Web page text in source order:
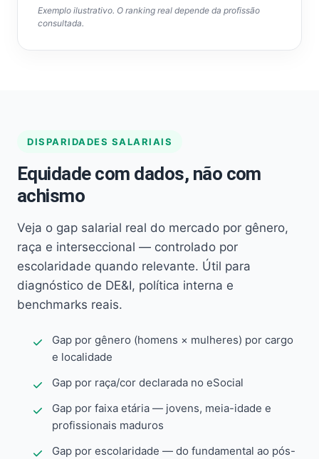
Exemplo ilustrativo. O ranking real depende da profissão
consultada.
DISPARIDADES SALARIAIS
Equidade com dados, não com
achismo
Veja o gap salarial real do mercado por gênero,
raça e interseccional — controlado por
escolaridade quando relevante. Útil para
diagnóstico de DE&I, política interna e
benchmarks reais.
Gap por gênero (homens × mulheres) por cargo
e localidade
Gap por raça/cor declarada no eSocial
Gap por faixa etária — jovens, meia-idade e
profissionais maduros
Gap por escolaridade — do fundamental ao pós-